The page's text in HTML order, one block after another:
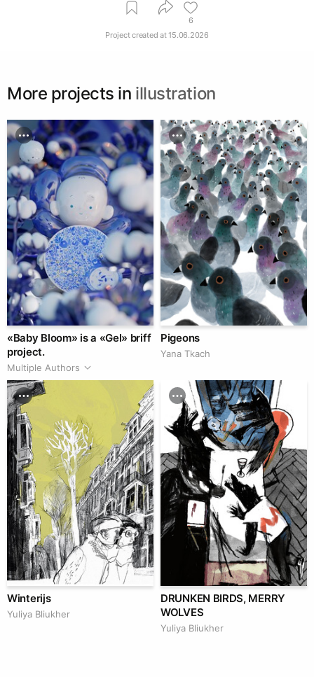
6
Project created at15.06.2026
More projects in illustration
«Baby Bloom» is a «Gel» briff
project.
Multiple Authors
Pigeons
Yana Tkach
Winterijs
Yuliya Bliukher
DRUNKEN BIRDS, MERRY
WOLVES
Yuliya Bliukher